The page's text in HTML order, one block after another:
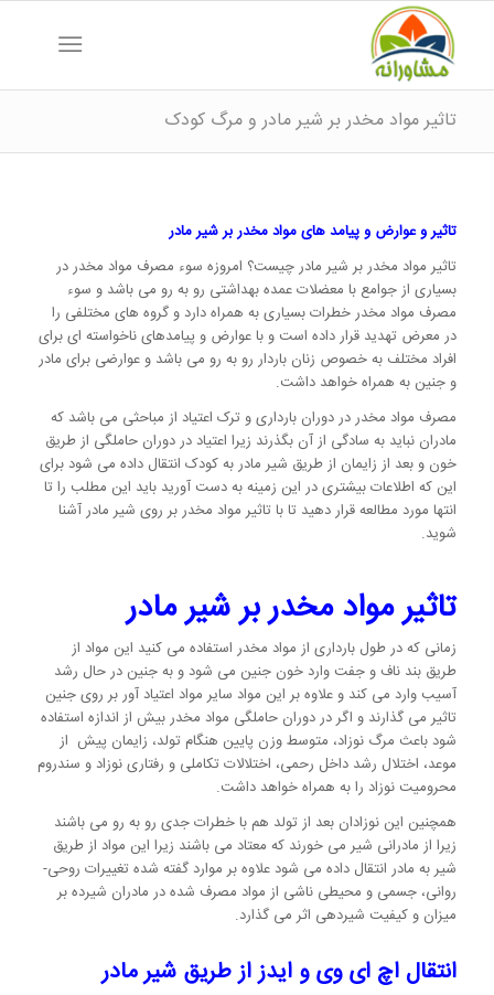
تاثیر مواد مخدر بر شیر مادر و مرگ کودک
تاثیر و عوارض و پیامد های مواد مخدر بر شیر مادر
تاثیر مواد مخدر بر شیر مادر چیست؟ امروزه سوء مصرف مواد مخدر در
بسیاری از جوامع با معضلات عمده بهداشتی رو به رو می باشد و سوء
مصرف مواد مخدر خطرات بسیاری به همراه دارد و گروه های مختلفی را
در معرض تهدید قرار داده است و با عوارض و پیامدهای ناخواسته ای برای
افراد مختلف به خصوص زنان باردار رو به رو می باشد و عوارضی برای مادر
و جنین به همراه خواهد داشت.
مصرف مواد مخدر در دوران بارداری و ترک اعتیاد از مباحثی می باشد که
مادران نباید به سادگی از آن بگذرند زیرا اعتیاد در دوران حاملگی از طریق
خون و بعد از زایمان از طریق شیر مادر به کودک انتقال داده می شود برای
این که اطلاعات بیشتری در این زمینه به دست آورید باید این مطلب را تا
انتها مورد مطالعه قرار دهید تا با تاثیر مواد مخدر بر روی شیر مادر آشنا
شوید.
تاثیر مواد مخدر بر شیر مادر
زمانی که در طول بارداری از مواد مخدر استفاده می کنید این مواد از
طریق بند ناف و جفت وارد خون جنین می شود و به جنین در حال رشد
آسیب وارد می کند و علاوه بر این مواد سایر مواد اعتیاد آور بر روی جنین
تاثیر می گذارند و اگر در دوران حاملگی مواد مخدر بیش از اندازه استفاده
شود باعث مرگ نوزاد، متوسط وزن پایین هنگام تولد، زایمان پیش از
موعد، اختلال رشد داخل رحمی، اختلالات تکاملی و رفتاری نوزاد و سندروم
محرومیت نوزاد را به همراه خواهد داشت.
همچنین این نوزادان بعد از تولد هم با خطرات جدی رو به رو می باشند
زیرا از مادرانی شیر می خورند که معتاد می باشند زیرا این مواد از طریق
شیر به مادر انتقال داده می شود علاوه بر موارد گفته شده تغییرات روحی-
روانی، جسمی و محیطی ناشی از مواد مصرف شده در مادران شیرده بر
میزان و کیفیت شیردهی اثر می گذارد.
انتقال اچ ای وی و ایدز از طریق شیر مادر